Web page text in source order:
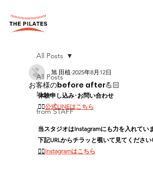
All Posts
News
from STAFF
All Posts
お客様のbefore after💪🏻
旭 田植 2025年8月12日
体験申し込み･お問い合わせ
👉🏻公式LINEはこちら
当スタジオはInstagramにも力を入れてい
下記URLからチラッと覗いて見てください
👉🏻Instagramはこちら